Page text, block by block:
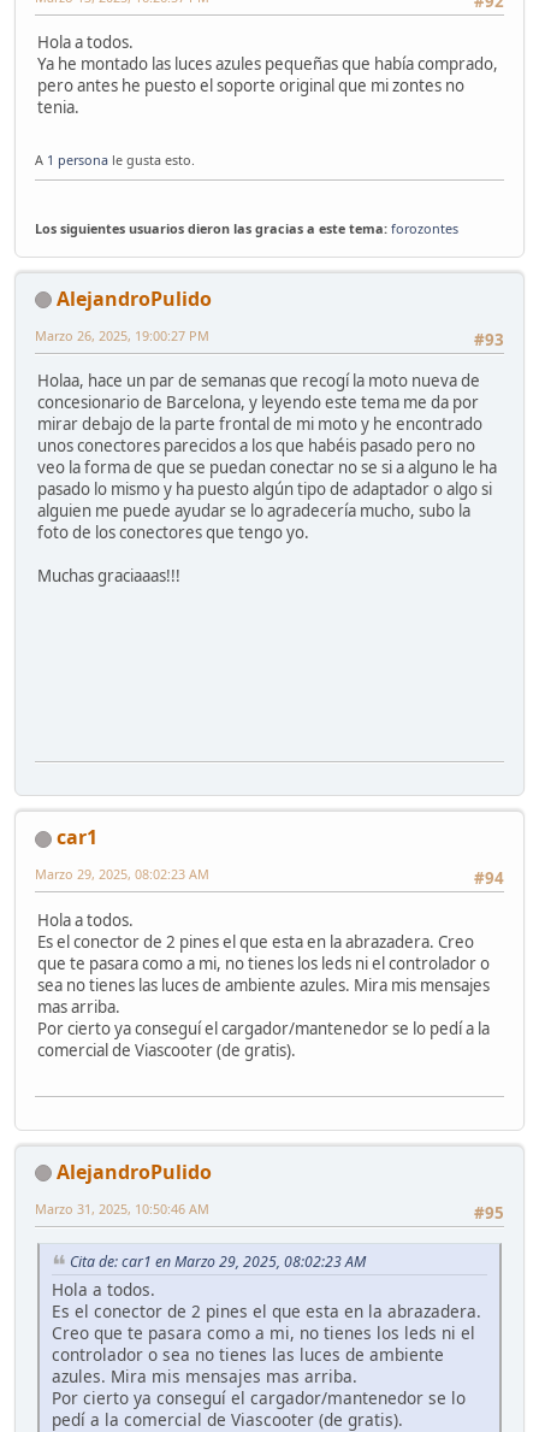
Hola a todos.
Ya he montado las luces azules pequeñas que había comprado,
pero antes he puesto el soporte original que mi zontes no
tenia.
A 1 persona le gusta esto.
Los siguientes usuarios dieron las gracias a este tema: forozontes
AlejandroPulido
#93
Marzo 26, 2025, 19:00:27 PM
Holaa, hace un par de semanas que recogí la moto nueva de
concesionario de Barcelona, y leyendo este tema me da por
mirar debajo de la parte frontal de mi moto y he encontrado
unos conectores parecidos a los que habéis pasado pero no
veo la forma de que se puedan conectar no se si a alguno le ha
pasado lo mismo y ha puesto algún tipo de adaptador o algo si
alguien me puede ayudar se lo agradecería mucho, subo la
foto de los conectores que tengo yo.
Muchas graciaaas!!!
car1
#94
Marzo 29, 2025, 08:02:23 AM
Hola a todos.
Es el conector de 2 pines el que esta en la abrazadera. Creo
que te pasara como a mi, no tienes los leds ni el controlador o
sea no tienes las luces de ambiente azules. Mira mis mensajes
mas arriba.
Por cierto ya conseguí el cargador/mantenedor se lo pedí a la
comercial de Viascooter (de gratis).
AlejandroPulido
#95
Marzo 31, 2025, 10:50:46 AM
Cita de: car1 en Marzo 29, 2025, 08:02:23 AM
Hola a todos.
Es el conector de 2 pines el que esta en la abrazadera.
Creo que te pasara como a mi, no tienes los leds ni el
controlador o sea no tienes las luces de ambiente
azules. Mira mis mensajes mas arriba.
Por cierto ya conseguí el cargador/mantenedor se lo
pedí a la comercial de Viascooter (de gratis).